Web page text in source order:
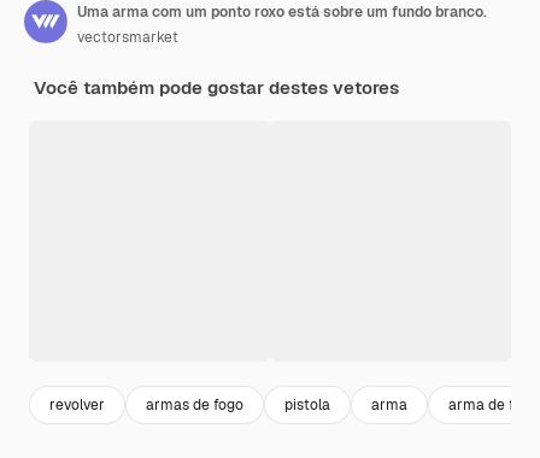
Uma arma com um ponto roxo está sobre um fundo branco.
vectorsmarket
Você também pode gostar destes vetores
revolver armas de fogo pistola arma arma de fogo